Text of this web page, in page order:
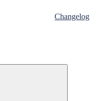
Changelog